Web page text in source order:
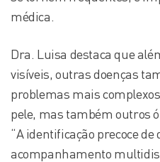
médica.
Dra. Luisa destaca que
visíveis, outras doenças
problemas mais
pele, mas também outros
“A identificação precoce
acompanhamento